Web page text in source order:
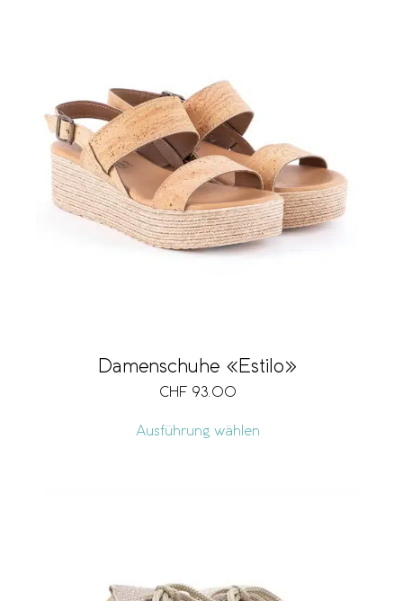
Damenschuhe «Estilo»
CHF 93.00
Ausführung wählen